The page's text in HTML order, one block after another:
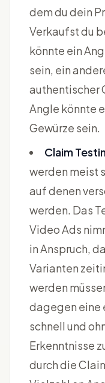
dem du dein
Verkaufst du
könnte ein
sein, ein
authentischer
Angle könnte
Gewürze sein.
Claim
werden meist
auf denen
werden. Das
Video Ads
in Anspruch,
Varianten
werden
dagegen eine
schnell und
Erkenntnisse
durch die